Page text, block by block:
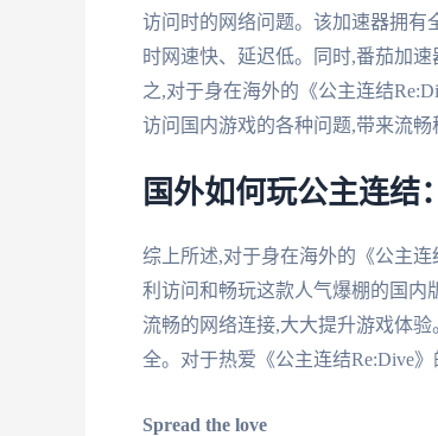
访问时的网络问题。该加速器拥有
时网速快、延迟低。同时,番茄加
之,对于身在海外的《公主连结
访问国内游戏的各种问题,带来流畅
国外如何玩公主连结
综上所述,对于身在海外的《公主
利访问和畅玩这款人气爆棚的国内
流畅的网络连接,大大提升游戏体
全。对于热爱《公主连结Re:Dive
Spread the love